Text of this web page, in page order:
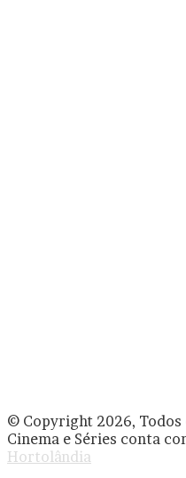
© Copyright 2026,
Cinema e Séries conta
Hortolândia